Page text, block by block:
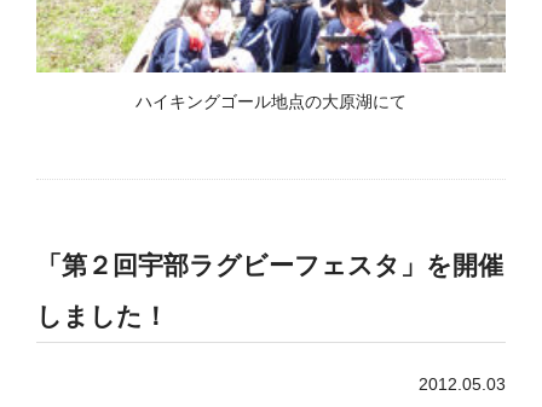
ハイキングゴール地点の大原湖にて
「第２回宇部ラグビーフェスタ」を開催
しました！
2012.05.03